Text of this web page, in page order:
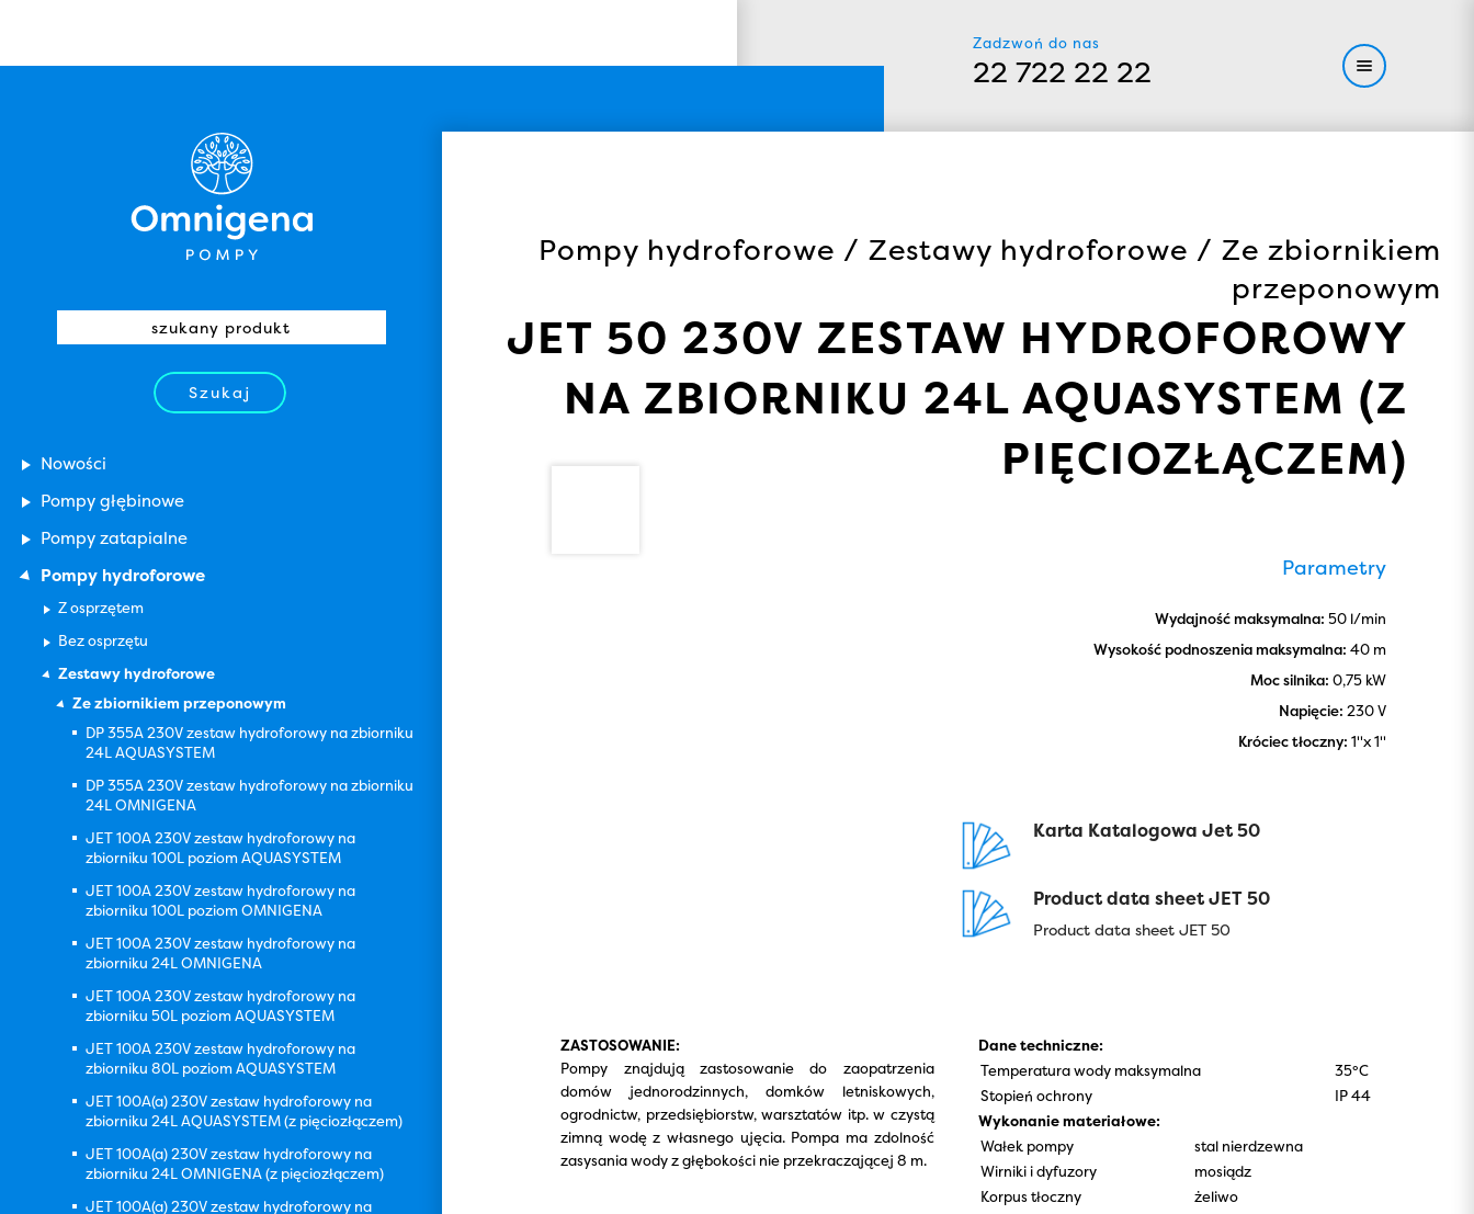
Zadzwoń do nas
22 722 22 22
Szukaj
Nowości
Pompy głębinowe
Pompy zatapialne
Pompy hydroforowe
Z osprzętem
Bez osprzętu
Zestawy hydroforowe
Ze zbiornikiem przeponowym
DP 355A 230V zestaw hydroforowy na zbiorniku
24L AQUASYSTEM
DP 355A 230V zestaw hydroforowy na zbiorniku
24L OMNIGENA
JET 100A 230V zestaw hydroforowy na
zbiorniku 100L poziom AQUASYSTEM
JET 100A 230V zestaw hydroforowy na
zbiorniku 100L poziom OMNIGENA
JET 100A 230V zestaw hydroforowy na
zbiorniku 24L OMNIGENA
JET 100A 230V zestaw hydroforowy na
zbiorniku 50L poziom AQUASYSTEM
JET 100A 230V zestaw hydroforowy na
zbiorniku 80L poziom AQUASYSTEM
JET 100A(a) 230V zestaw hydroforowy na
zbiorniku 24L AQUASYSTEM (z pięciozłączem)
JET 100A(a) 230V zestaw hydroforowy na
zbiorniku 24L OMNIGENA (z pięciozłączem)
JET 100A(a) 230V zestaw hydroforowy na
Pompy hydroforowe / Zestawy hydroforowe / Ze zbiornikiem
przeponowym
JET 50 230V ZESTAW HYDROFOROWY
NA ZBIORNIKU 24L AQUASYSTEM (Z
PIĘCIOZŁĄCZEM)
Parametry
Wydajność maksymalna: 50 l/min
Wysokość podnoszenia maksymalna: 40 m
Moc silnika: 0,75 kW
Napięcie: 230 V
Króciec tłoczny: 1''x 1''
Karta Katalogowa Jet 50
Product data sheet JET 50
Product data sheet JET 50
ZASTOSOWANIE:
Pompy znajdują zastosowanie do zaopatrzenia
domów jednorodzinnych, domków letniskowych,
ogrodnictw, przedsiębiorstw, warsztatów itp. w czystą
zimną wodę z własnego ujęcia. Pompa ma zdolność
zasysania wody z głębokości nie przekraczającej 8 m.
Dane techniczne:
Temperatura wody maksymalna
35°C
Stopień ochrony
IP 44
Wykonanie materiałowe:
Wałek pompy
stal nierdzewna
Wirniki i dyfuzory
mosiądz
Korpus tłoczny
żeliwo